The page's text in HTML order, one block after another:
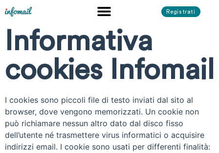
Registrati
Informativa
cookies Infomail
I cookies sono piccoli file di testo inviati dal sito al
browser, dove vengono memorizzati. Un cookie non
può richiamare nessun altro dato dal disco fisso
dell’utente né trasmettere virus informatici o acquisire
indirizzi email. I cookie sono usati per differenti finalità: